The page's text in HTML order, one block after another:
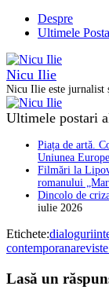
Despre
Ultimele
Nicu Ilie
Nicu Ilie este jurnalist
Ultimele postari
Piața de artă.
Uniunea
Filmări la
romanului
Dincolo de
iulie 2026
Etichete:dialoguri
contemporana
Lasă un